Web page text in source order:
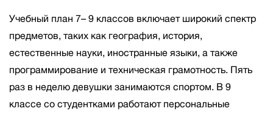
Учебный план 7– 9 классов включает широкий спектр
предметов, таких как география, история,
естественные науки, иностранные языки, а также
программирование и техническая грамотность. Пять
раз в неделю девушки занимаются спортом. В 9
классе со студентками работают персональные